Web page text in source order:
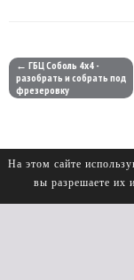
← ГБЦ Соболь 4х4 -
разобрать и собрать под
фрезеровку
На этом сайте
вы разрешаете их